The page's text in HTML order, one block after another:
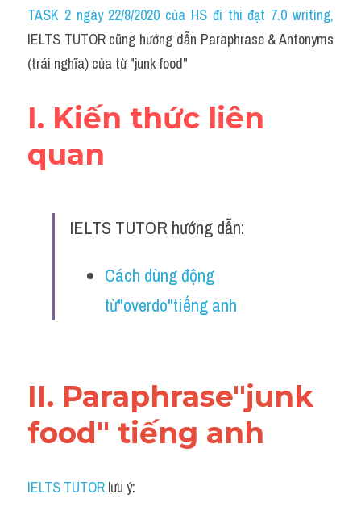
Idiom
Grammar
Word form
Cách dùng từ
Đề thi thật Task 2
TASK 2 ngày 22/8/2020 của HS đi thi đạt 7.0 writing,
IELTS TUTOR cũng hướng dẫn Paraphrase & Antonyms
(trái nghĩa) của từ "junk food"
I. Kiến thức liên
quan
IELTS TUTOR hướng dẫn:
Cách dùng động
từ"overdo"tiếng anh
II. Paraphrase"junk
food" tiếng anh
IELTS TUTOR lưu ý:​